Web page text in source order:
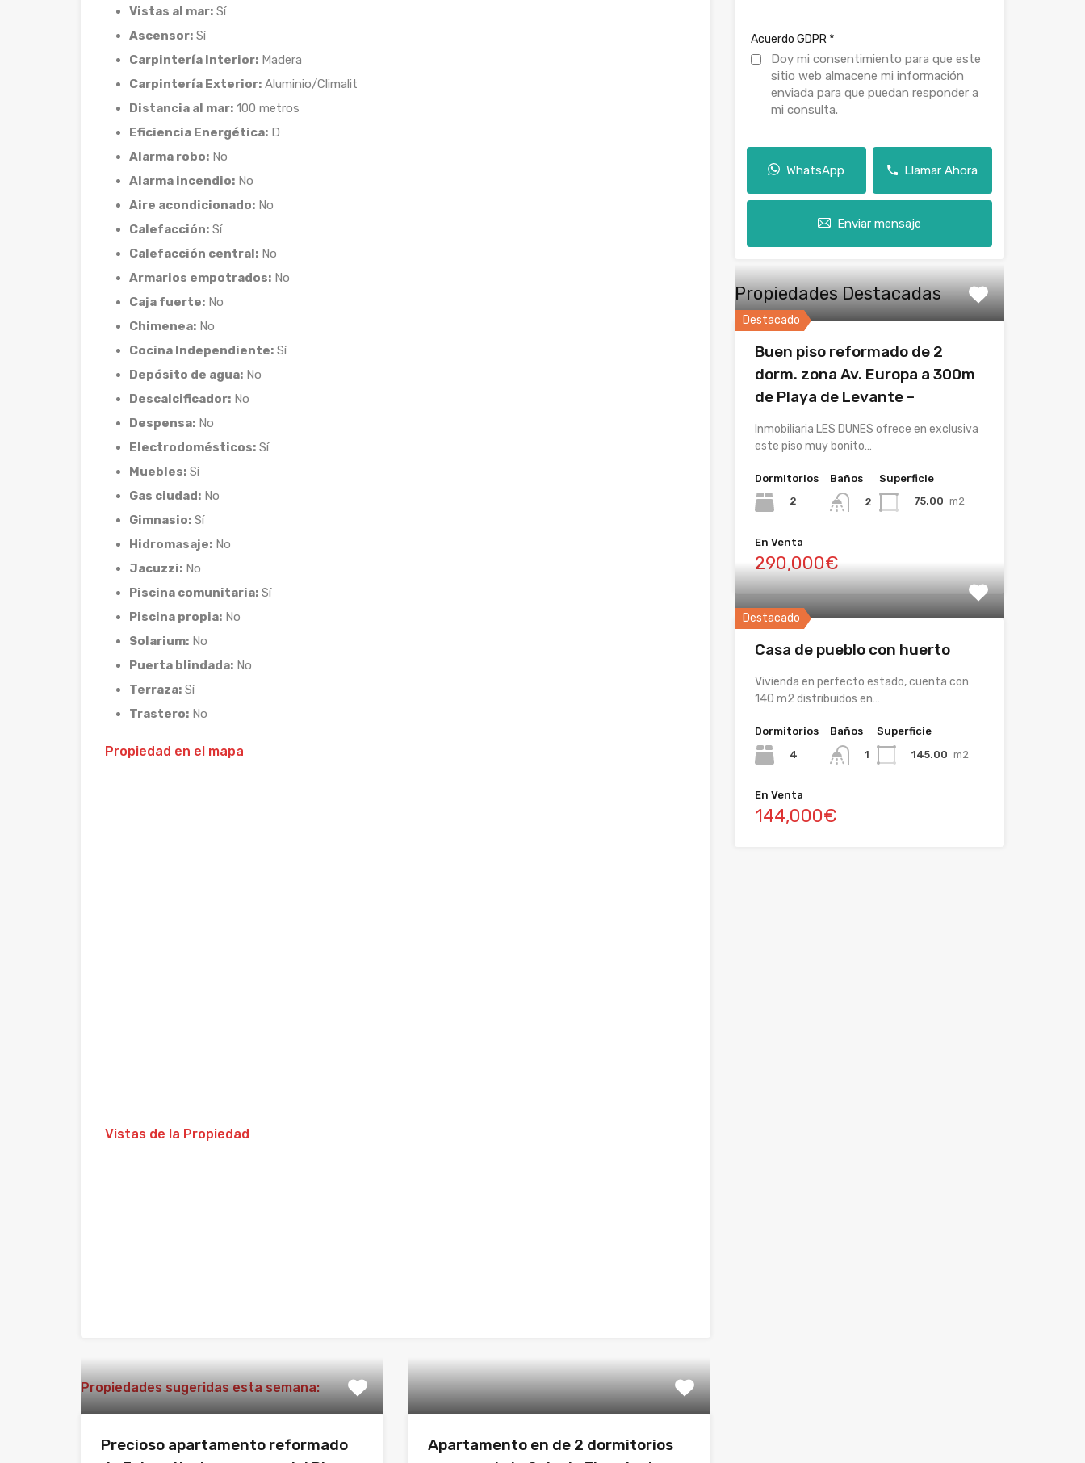
Vistas al mar: Sí
Ascensor: Sí
Carpintería Interior: Madera
Carpintería Exterior: Aluminio/Climalit
Distancia al mar: 100 metros
Eficiencia Energética: D
Alarma robo: No
Alarma incendio: No
Aire acondicionado: No
Calefacción: Sí
Calefacción central: No
Armarios empotrados: No
Caja fuerte: No
Chimenea: No
Cocina Independiente: Sí
Depósito de agua: No
Descalcificador: No
Despensa: No
Electrodomésticos: Sí
Muebles: Sí
Gas ciudad: No
Gimnasio: Sí
Hidromasaje: No
Jacuzzi: No
Piscina comunitaria: Sí
Piscina propia: No
Solarium: No
Puerta blindada: No
Terraza: Sí
Trastero: No
Propiedad en el mapa
Vistas de la Propiedad
Propiedades sugeridas esta semana:
Precioso apartamento reformado
Apartamento en de 2 dormitorios
Acuerdo GDPR *
Doy mi consentimiento para que este
sitio web almacene mi información
enviada para que puedan responder a
mi consulta.
WhatsApp Llamar Ahora
Enviar mensaje
Propiedades Destacadas
Destacado
Buen piso reformado de 2
dorm. zona Av. Europa a 300m
de Playa de Levante –
Inmobiliaria LES DUNES ofrece en exclusiva
este piso muy bonito…
Dormitorios
2
Baños
2
Superficie
75.00 m2
En Venta
290,000€
Destacado
Casa de pueblo con huerto
Vivienda en perfecto estado, cuenta con
140 m2 distribuidos en…
Dormitorios
4
Baños
1
Superficie
145.00 m2
En Venta
144,000€